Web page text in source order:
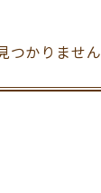
つかりません